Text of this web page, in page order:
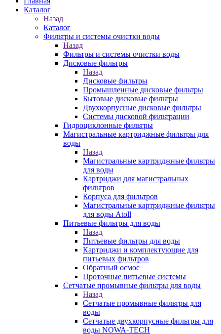
Каталог
Назад
Каталог
Фильтры и системы очистки воды
Назад
Фильтры и системы очистки воды
Дисковые фильтры
Назад
Дисковые фильтры
Промышленные дисковые фильтры
Бытовые дисковые фильтры
Двухкорпусные дисковые фильтры
Системы дисковой фильтрации
Гидроциклонные фильтры
Магистральные картриджные фильтры для
воды
Назад
Магистральные картриджные фильтры
для воды
Картриджи для магистральных
фильтров
Корпуса для фильтров
Магистральные картриджные фильтры
для воды Atoll
Питьевые фильтры для воды
Назад
Питьевые фильтры для воды
Картриджи и комплектующие для
питьевых фильтров
Обратный осмос
Проточные питьевые системы
Сетчатые промывные фильтры для воды
Назад
Сетчатые промывные фильтры для
воды
Сетчатые двухкорпусные фильтры для
воды NOWA-TECH